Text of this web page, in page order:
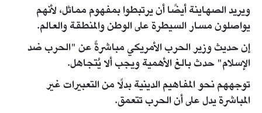
ويريد الصهاينة أيضًا أن يرتبطوا بمفهوم مماثل، لأنهم
يواصلون مسار السيطرة على الوطن والمنطقة والعالم.
إن حديث وزير الحرب الأمريكي مباشرةً عن "الحرب ضد
الإسلام" حدث بالغ الأهمية ويجب ألا يُتجاهل.
توجههم نحو المفاهيم الدينية بدلًا من التعبيرات غير
المباشرة يدل على أن الحرب تتعمق.